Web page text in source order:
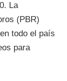
La
(PBR)
todo el país
para